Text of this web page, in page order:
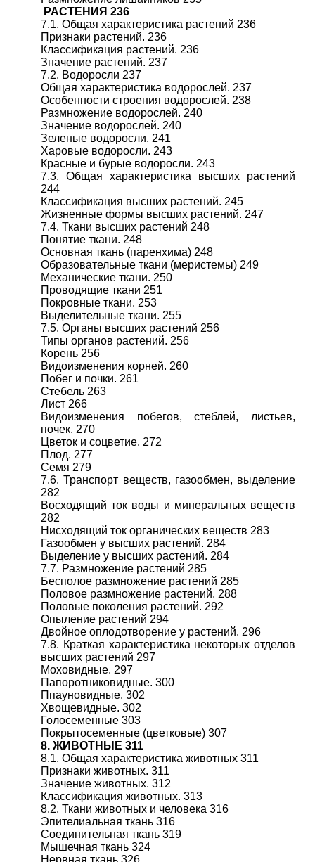
РАСТЕНИЯ 236
7.1. Общая характеристика растений 236
Признаки растений. 236
Классификация растений. 236
Значение растений. 237
7.2. Водоросли 237
Общая характеристика водорослей. 237
Особенности строения водорослей. 238
Размножение водорослей. 240
Значение водорослей. 240
Зеленые водоросли. 241
Харовые водоросли. 243
Красные и бурые водоросли. 243
7.3. Общая характеристика высших растений
244
Классификация высших растений. 245
Жизненные формы высших растений. 247
7.4. Ткани высших растений 248
Понятие ткани. 248
Основная ткань (паренхима) 248
Образовательные ткани (меристемы) 249
Механические ткани. 250
Проводящие ткани 251
Покровные ткани. 253
Выделительные ткани. 255
7.5. Органы высших растений 256
Типы органов растений. 256
Корень 256
Видоизменения корней. 260
Побег и почки. 261
Стебель 263
Лист 266
Видоизменения побегов, стеблей, листьев,
почек. 270
Цветок и соцветие. 272
Плод. 277
Семя 279
7.6. Транспорт веществ, газообмен, выделение
282
Восходящий ток воды и минеральных веществ
282
Нисходящий ток органических веществ 283
Газообмен у высших растений. 284
Выделение у высших растений. 284
7.7. Размножение растений 285
Бесполое размножение растений 285
Половое размножение растений. 288
Половые поколения растений. 292
Опыление растений 294
Двойное оплодотворение у растений. 296
7.8. Краткая характеристика некоторых отделов
высших растений 297
Моховидные. 297
Папоротниковидные. 300
Ппауновидные. 302
Хвощевидные. 302
Голосеменные 303
Покрытосеменные (цветковые) 307
8. ЖИВОТНЫЕ 311
8.1. Общая характеристика животных 311
Признаки животных. 311
Значение животных. 312
Классификация животных. 313
8.2. Ткани животных и человека 316
Эпителиальная ткань 316
Соединительная ткань 319
Мышечная ткань 324
Нервная ткань 326